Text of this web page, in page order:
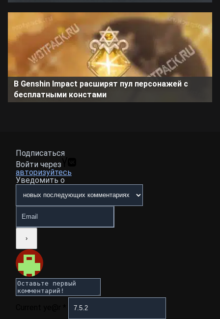
состоянии
В Genshin Impact расширят пул персонажей с
бесплатными констами
Подписаться
Войти через
авторизуйтесь
Уведомить о